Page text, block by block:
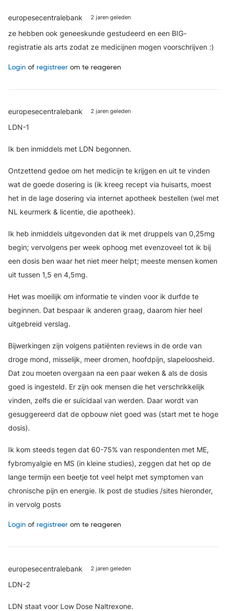
europesecentralebank 2 jaren geleden
ze hebben ook geneeskunde gestudeerd en een BIG-
registratie als arts zodat ze medicijnen mogen voorschrijven :)
Login of registreer om te reageren
europesecentralebank 2 jaren geleden
LDN-1
Ik ben inmiddels met LDN begonnen.
Ontzettend gedoe om het medicijn te krijgen en uit te vinden
wat de goede dosering is (ik kreeg recept via huisarts, moest
het in de lage dosering via internet apotheek bestellen (wel met
NL keurmerk & licentie, die apotheek).
Ik heb inmiddels uitgevonden dat ik met druppels van 0,25mg
begin; vervolgens per week ophoog met evenzoveel tot ik bij
een dosis ben waar het niet meer helpt; meeste mensen komen
uit tussen 1,5 en 4,5mg.
Het was moeilijk om informatie te vinden voor ik durfde te
beginnen. Dat bespaar ik anderen graag, daarom hier heel
uitgebreid verslag.
Bijwerkingen zijn volgens patiënten reviews in de orde van
droge mond, misselijk, meer dromen, hoofdpijn, slapeloosheid.
Dat zou moeten overgaan na een paar weken & als de dosis
goed is ingesteld. Er zijn ook mensen die het verschrikkelijk
vinden, zelfs die er suïcidaal van werden. Daar wordt van
gesuggereerd dat de opbouw niet goed was (start met te hoge
dosis).
Ik kom steeds tegen dat 60-75% van respondenten met ME,
fybromyalgie en MS (in kleine studies), zeggen dat het op de
lange termijn een beetje tot veel helpt met symptomen van
chronische pijn en energie. Ik post de studies /sites hieronder,
in vervolg posts
Login of registreer om te reageren
europesecentralebank 2 jaren geleden
LDN-2
LDN staat voor Low Dose Naltrexone.